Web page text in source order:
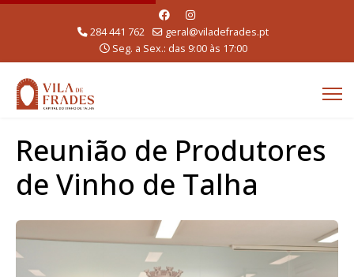
284 441 762
geral@viladefrades.pt
Seg. a Sex.: das 9:00 às 17:00
Reunião de Produtores
de Vinho de Talha